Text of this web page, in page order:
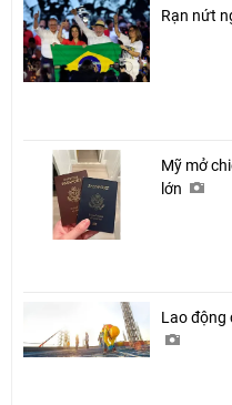
Rạn nứt
Mỹ mở
lớn
Lao động